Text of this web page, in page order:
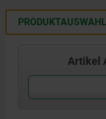
PRODUKTAUSWAHL
Artikel